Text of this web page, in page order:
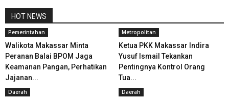
HOT NEWS
Pemerintahan
Walikota Makassar Minta
Peranan Balai BPOM Jaga
Keamanan Pangan, Perhatikan
Jajanan...
Metropolitan
Ketua PKK Makassar Indira
Yusuf Ismail Tekankan
Pentingnya Kontrol Orang
Tua...
Daerah Daerah